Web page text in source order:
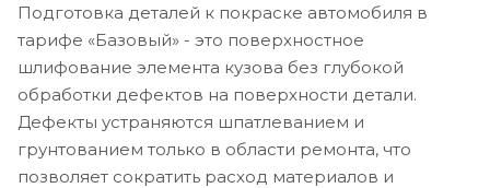
Подготовка деталей к покраске автомобиля в
тарифе «Базовый» - это поверхностное
шлифование элемента кузова без глубокой
обработки дефектов на поверхности детали.
Дефекты устраняются шпатлеванием и
грунтованием только в области ремонта, что
позволяет сократить расход материалов и